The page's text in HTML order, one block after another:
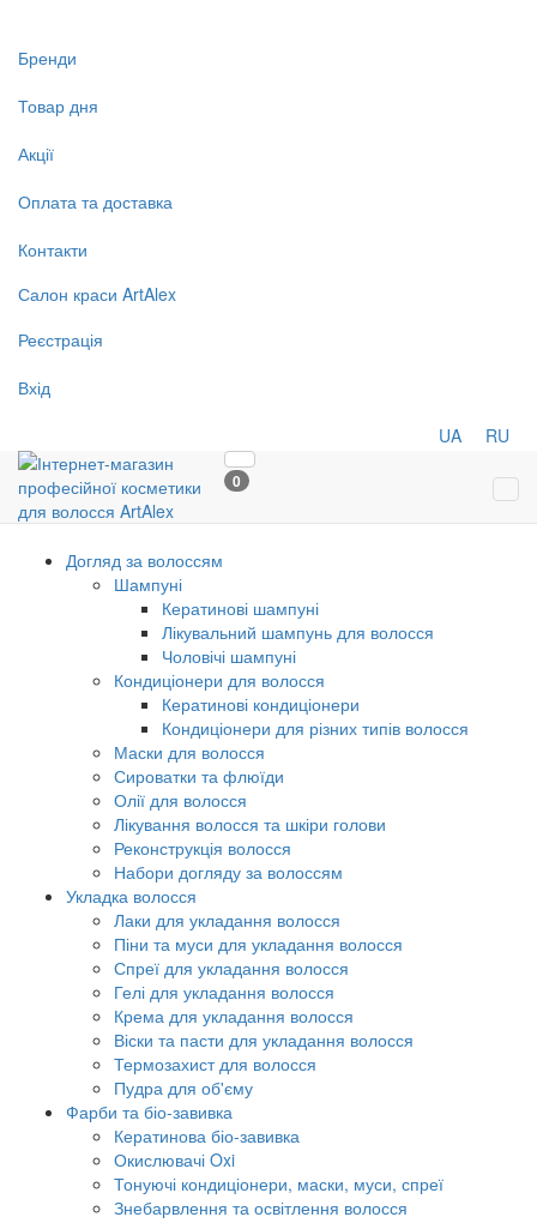
Бренди
Товар дня
Акції
Оплата та доставка
Контакти
Салон краси ArtAlex
Реєстрація
Вхід
UA RU
0
Догляд за волоссям
Шампуні
Кератинові шампуні
Лікувальний шампунь для волосся
Чоловічі шампуні
Кондиціонери для волосся
Кератинові кондиціонери
Кондиціонери для різних типів волосся
Маски для волосся
Сироватки та флюїди
Олії для волосся
Лікування волосся та шкіри голови
Реконструкція волосся
Набори догляду за волоссям
Укладка волосся
Лаки для укладання волосся
Піни та муси для укладання волосся
Спреї для укладання волосся
Гелі для укладання волосся
Крема для укладання волосся
Віски та пасти для укладання волосся
Термозахист для волосся
Пудра для об'єму
Фарби та біо-завивка
Кератинова біо-завивка
Окислювачі Oxi
Тонуючі кондиціонери, маски, муси, спреї
Знебарвлення та освітлення волосся